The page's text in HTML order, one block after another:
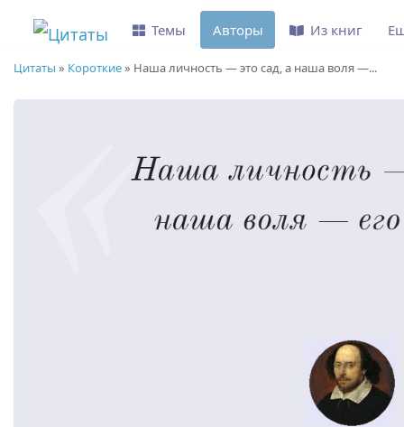
Цитаты » Короткие» Наша личность — это сад, а наша воля —...
Темы Авторы Из книг